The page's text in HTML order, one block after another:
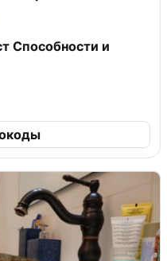
Способности и